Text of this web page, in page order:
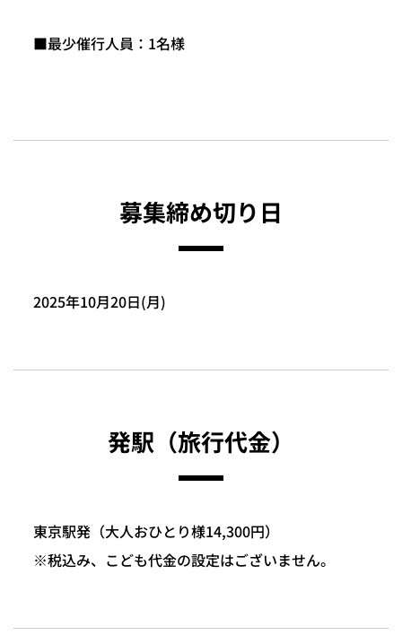
■最少催行人員：1名様
募集締め切り日
2025年10月20日(月)
発駅（旅行代金）
東京駅発（大人おひとり様14,300円）
※税込み、こども代金の設定はございません。